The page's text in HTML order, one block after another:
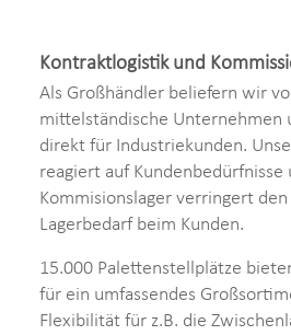
Kontraktlogistik und
Als Großhändler beliefern wir
mittelständische Unternehmen
direkt für Industriekunden.
reagiert auf Kundenbedürfnisse
Kommisionslager verringert
Lagerbedarf beim Kunden.
15.000 Palettenstellplätze
für ein umfassendes
Flexibilität für z.B. die